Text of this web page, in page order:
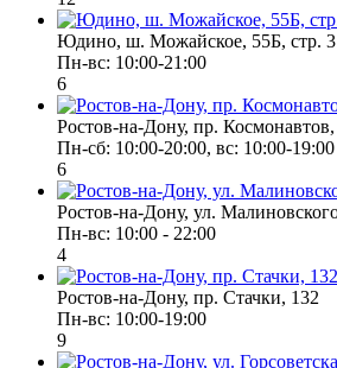
Юдино, ш. Можайское, 55Б, стр. 3
Пн-вс: 10:00-21:00
6
Ростов-на-Дону, пр.
Пн-сб: 10:00-20:00, вс: 10:00-19:00
6
Ростов-на-Дону, ул.
Пн-вс: 10:00 - 22:00
4
Ростов-на-Дону, пр. Стачки, 132
Пн-вс: 10:00-19:00
9